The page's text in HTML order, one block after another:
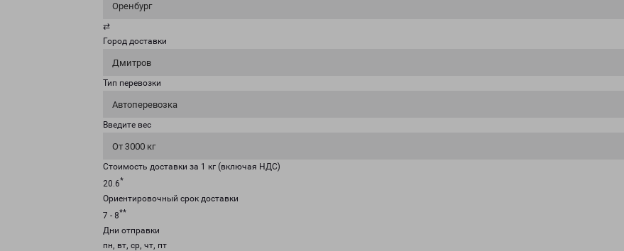
Оренбург
⇄
Город доставки
Дмитров
Тип перевозки
Автоперевозка
Введите вес
От 3000 кг
Стоимость доставки за 1 кг (включая НДС)
20.6*
Ориентировочный срок доставки
7 - 8**
Дни отправки
пн, вт, ср, чт, пт